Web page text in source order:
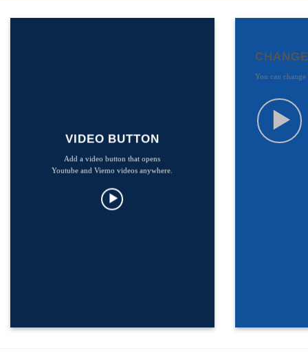
VIDEO BUTTON
Add a video button that opens
Youtube and Viemo videos anywhere.
You can